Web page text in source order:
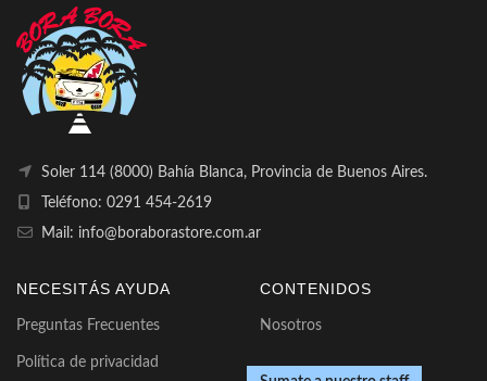
Soler 114 (8000) Bahía Blanca, Provincia de Buenos Aires.
Teléfono: 0291 454-2619
Mail: info@boraborastore.com.ar
NECESITÁS AYUDA
Preguntas Frecuentes
Política de privacidad
CONTENIDOS
Nosotros